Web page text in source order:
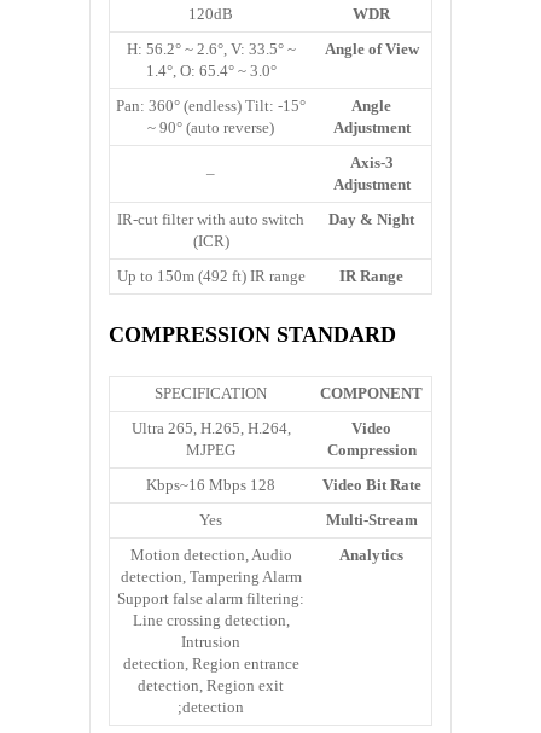
WDR
120dB
Angle of View
H: 56.2° ~ 2.6°, V: 33.5° ~
1.4°, O: 65.4° ~ 3.0°
Angle
Adjustment
Pan: 360° (endless) Tilt: -15°
~ 90° (auto reverse)
3-Axis
Adjustment
–
Day & Night
IR-cut filter with auto switch
(ICR)
IR Range
Up to 150m (492 ft) IR range
COMPRESSION STANDARD
COMPONENT
SPECIFICATION
Video
Compression
Ultra 265, H.265, H.264,
MJPEG
Video Bit Rate
128 Kbps~16 Mbps
Multi-Stream
Yes
Analytics
Motion detection, Audio
detection, Tampering Alarm
Support false alarm filtering:
Line crossing detection,
Intrusion
detection, Region entrance
detection, Region exit
detection;